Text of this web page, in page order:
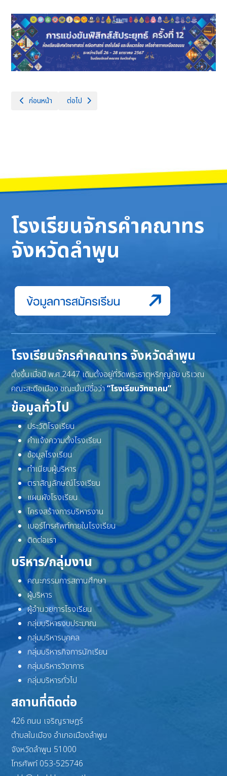
เนื้อหาก่อนหน้า: เปิดบ้านจักรคำ OpenHouse2566
ก่อนหน้า เนื้อหาถัดไป: การแข่งขันศิลปหัตถกรรมนักเรียนครั้งที่ ๗๒
ต่อไป
โรงเรียนจักรคำคณาทร
จังหวัดลำพูน
โรงเรียนจักรคำคณาทร จังหวัดลำพูน
ตั้งขึ้นเมื่อปี พ.ศ.2447 เดิมตั้งอยู่ที่วัดพระธาตุหริภุญชัย บริเวณ
คณะสะดือเมือง ขณะนั้นมีชื่อว่า“โรงเรียนวิทยาคม”
ข้อมูลทั่วไป
ประวัติโรงเรียน
คำแจ้งความตั้งโรงเรียน
ข้อมูลโรงเรียน
ทำเนียบผู้บริหาร
ตราสัญลักษณ์โรงเรียน
แผนผังโรงเรียน
โครงสร้างการบริหารงาน
เบอร์โทรศัพท์ภายในโรงเรียน
ติดต่อเรา
บริหาร/กลุ่มงาน
คณะกรรมการสถานศึกษา
ผู้บริหาร
ผู้อำนวยการโรงเรียน
กลุ่มบริหารงบประมาณ
กลุ่มบริหารบุคคล
กลุ่มบริหารกิจการนักเรียน
กลุ่มบริหารวิชาการ
กลุ่มบริหารทั่วไป
สถานที่ติดต่อ
426 ถนน เจริญราษฎร์
ตำบลในเมือง อำเภอเมืองลำพูน
จังหวัดลำพูน 51000
โทรศัพท์ 053-525746